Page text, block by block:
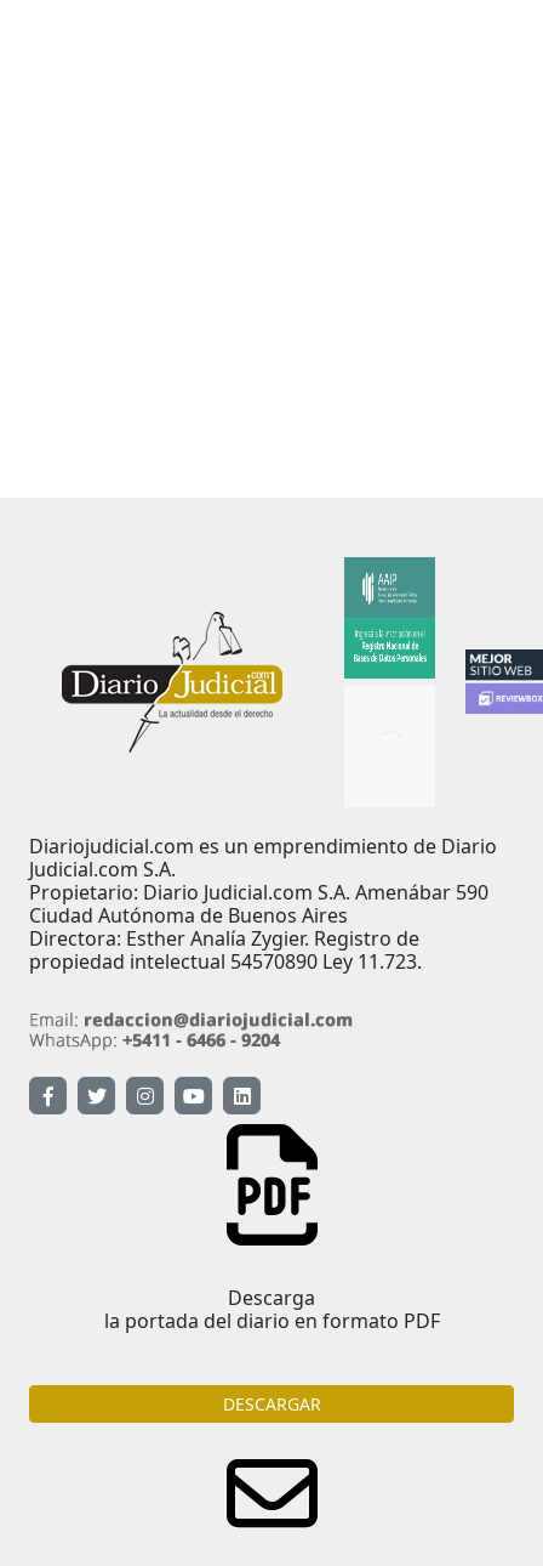
Diariojudicial.com es un emprendimiento de Diario
Judicial.com S.A.
Propietario: Diario Judicial.com S.A. Amenábar 590
Ciudad Autónoma de Buenos Aires
Directora: Esther Analía Zygier. Registro de
propiedad intelectual 54570890 Ley 11.723.
Descarga
la portada del diario en formato PDF
DESCARGAR